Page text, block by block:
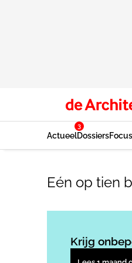
Actueel
3
DossiersFocus
Eén op tien
Krijg